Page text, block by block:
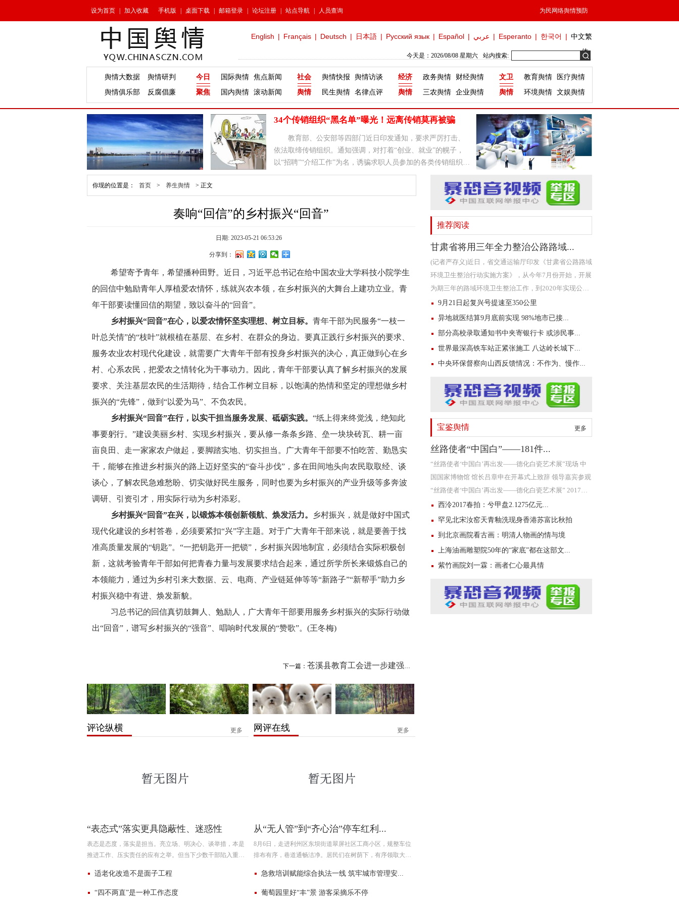
为民网络舆情预防
设为首页 加入收藏 手机版 桌面下载 邮箱登录 论坛注册 站点导航 人员查询
English | Français | Deutsch | 日本語 | Русский язык | Español | عربي | Esperanto | 한국어 | 中文繁
体
今天是：2026/08/08 星期六 站内搜索:
舆情大数据
舆情研判
舆情俱乐部
反腐倡廉
今日
聚焦
国际舆情
焦点新闻
国内舆情
滚动新闻
社会
舆情
舆情快报
舆情访谈
民生舆情
名律点评
经济
舆情
政务舆情
财经舆情
三农舆情
企业舆情
文卫
舆情
教育舆情
医疗舆情
环境舆情
文娱舆情
34个传销组织“黑名单”曝光！远离传销莫再被骗
教育部、公安部等四部门近日印发通知，要求严厉打击、
依法取缔传销组织。通知强调，对打着“创业、就业”的幌子，
以“招聘”“介绍工作”为名，诱骗求职人员参加的各类传销组织，
坚决铲除。
你现的位置是： 首页 > 养生舆情 > 正文
推荐阅读
甘肃省将用三年全力整治公路路域...
(记者严存义)近日，省交通运输厅印发《甘肃省公路路域
环境卫生整治行动实施方案》，从今年7月份开始，开展
为期三年的路域环境卫生整治工作，到2020年实现公路
沿线视野内无垃
9月21日起复兴号提速至350公里
异地就医结算9月底前实现 98%地市已接...
部分高校录取通知书中夹寄银行卡 或涉民事...
世界最深高铁车站正紧张施工 八达岭长城下...
中央环保督察向山西反馈情况：不作为、慢作...
更多
宝鉴舆情
丝路使者“中国白”——181件...
“丝路使者‘中国白’再出发——德化白瓷艺术展”现场 中
国国家博物馆 馆长吕章申在开幕式上致辞 领导嘉宾参观
“丝路使者‘中国白’再出发——德化白瓷艺术展” 2017年8
月20西泠2017春拍：兮甲盘2.1275亿元...
罕见北宋汝窑天青釉洗现身香港苏富比秋拍
到北京画院看古画：明清人物画的情与境
上海油画雕塑院50年的“家底”都在这部文...
紫竹画院刘一霖：画者仁心最具情
奏响“回信”的乡村振兴“回音”
日期: 2023-05-21 06:53:26
分享到：
希望寄予青年，希望播种田野。近日，习近平总书记在给中国农业大学科技小院学生
的回信中勉励青年人厚植爱农情怀，练就兴农本领，在乡村振兴的大舞台上建功立业。青
年干部要读懂回信的期望，致以奋斗的“回音”。
乡村振兴“回音”在心，以爱农情怀坚实理想、树立目标。青年干部为民服务“一枝一
叶总关情”的“枝叶”就根植在基层、在乡村、在群众的身边。要真正践行乡村振兴的要求、
服务农业农村现代化建设，就需要广大青年干部有投身乡村振兴的决心，真正做到心在乡
村、心系农民，把爱农之情转化为干事动力。因此，青年干部要认真了解乡村振兴的发展
要求、关注基层农民的生活期待，结合工作树立目标，以饱满的热情和坚定的理想做乡村
振兴的“先锋”，做到“以爱为马”、不负农民。
乡村振兴“回音”在行，以实干担当服务发展、砥砺实践。“纸上得来终觉浅，绝知此
事要躬行。”建设美丽乡村、实现乡村振兴，要从修一条条乡路、垒一块块砖瓦、耕一亩
亩良田、走一家家农户做起，要脚踏实地、切实担当。广大青年干部要不怕吃苦、勤恳实
干，能够在推进乡村振兴的路上迈好坚实的“奋斗步伐”，多在田间地头向农民取取经、谈
谈心，了解农民急难愁盼、切实做好民生服务，同时也要为乡村振兴的产业升级等多奔波
调研、引资引才，用实际行动为乡村添彩。
乡村振兴“回音”在兴，以锻炼本领创新领航、焕发活力。 乡村振兴，就是做好中国式
现代化建设的乡村答卷，必须要紧扣“兴”字主题。对于广大青年干部来说，就是要善于找
准高质量发展的“钥匙”。“一把钥匙开一把锁”，乡村振兴因地制宜，必须结合实际积极创
新，这就考验青年干部如何把青春力量与发展要求结合起来，通过所学所长来锻炼自己的
本领能力，通过为乡村引来大数据、云、电商、产业链延伸等等“新路子”“新帮手”助力乡
村振兴稳中有进、焕发新貌。
习总书记的回信真切鼓舞人、勉励人，广大青年干部要用服务乡村振兴的实际行动做
出“回音”，谱写乡村振兴的“强音”、唱响时代发展的“赞歌”。(王冬梅)
下一篇： 苍溪县教育工会进一步建强基层工会
更多
网评在线
从“无人管”到“齐心治”停车红利...
8月6日，走进利州区东坝街道翠屏社区工商小区，规整车位
排布有序，巷道通畅洁净。居民们在树荫下，有序领取大
居有急救培训赋能综合执法一线 筑牢城市管理安...
葡萄园里好“丰”景 游客采摘乐不停
更多
评论纵横
“表态式”落实更具隐蔽性、迷惑性
表态是态度，落实是担当。亮立场、明决心、谈举措，本是
推进工作、压实责任的应有之举。但当下少数干部陷入重表
适老化改造不是面子工程
“四不两直”是一种工作态度